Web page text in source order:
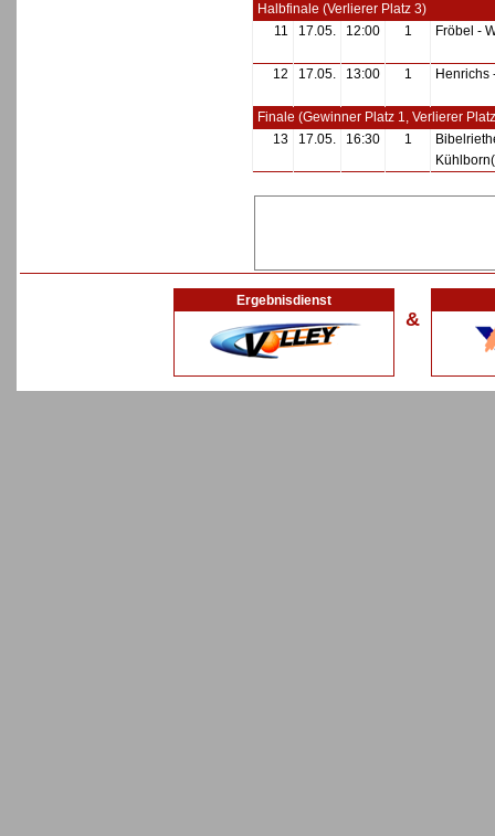
Halbfinale (Verlierer Platz 3)
11
17.05. 12:00 1 Fröbel -
12 17.05. 13:00 1 Henrichs
Finale (Gewinner Platz 1, Verlierer
13
17.05. 16:30 1
Ergebnisdienst
&